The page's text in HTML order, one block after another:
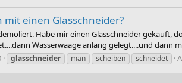
einen Glasschneider?
Habe mir einen Glasschneider gekauft,
Wasserwaage anlang gelegt....und dann
glasschneider man scheiben schneidet